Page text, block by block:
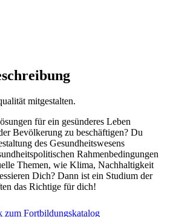
mitgestalten.
für ein gesünderes Leben
Bevölkerung zu beschäftigen? Du
des Gesundheitswesens
Rahmenbedingungen
Themen, wie Klima, Nachhaltigkeit
Dich? Dann ist ein Studium der
das Richtige für dich!
zum Fortbildungskatalog